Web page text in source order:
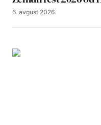
6. avgust 2026.